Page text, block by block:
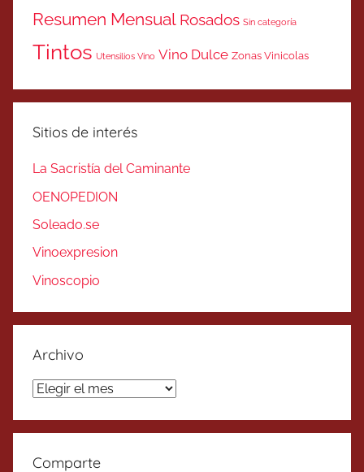
Resumen Mensual Rosados Sin categoría
Tintos Utensilios Vino Vino Dulce Zonas Vinicolas
Sitios de interés
La Sacristía del Caminante
OENOPEDION
Soleado.se
Vinoexpresion
Vinoscopio
Archivo
Archivo
Comparte